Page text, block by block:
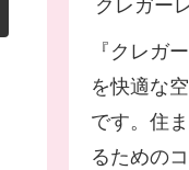
クレガー
『クレガ
を快適な
です。住
るための